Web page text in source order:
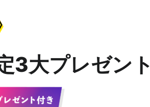
3大プレゼント